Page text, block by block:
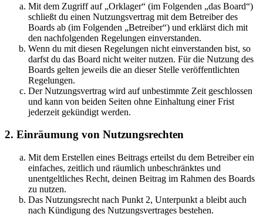
Mit dem Zugriff auf „Orklager“ (im Folgenden „das Board“)
schließt du einen Nutzungsvertrag mit dem Betreiber des
Boards ab (im Folgenden „Betreiber“) und erklärst dich mit
den nachfolgenden Regelungen einverstanden.
Wenn du mit diesen Regelungen nicht einverstanden bist, so
darfst du das Board nicht weiter nutzen. Für die Nutzung des
Boards gelten jeweils die an dieser Stelle veröffentlichten
Regelungen.
Der Nutzungsvertrag wird auf unbestimmte Zeit geschlossen
und kann von beiden Seiten ohne Einhaltung einer Frist
jederzeit gekündigt werden.
2. Einräumung von Nutzungsrechten
Mit dem Erstellen eines Beitrags erteilst du dem Betreiber ein
einfaches, zeitlich und räumlich unbeschränktes und
unentgeltliches Recht, deinen Beitrag im Rahmen des Boards
zu nutzen.
Das Nutzungsrecht nach Punkt 2, Unterpunkt a bleibt auch
nach Kündigung des Nutzungsvertrages bestehen.